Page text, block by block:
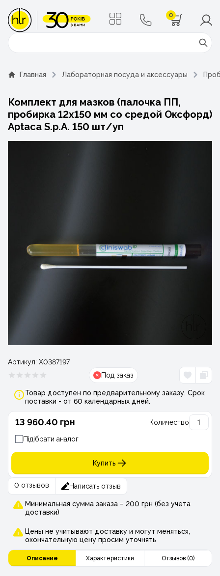
0
Поиск
Главная Лабораторная посуда и аксессуары
Комплект для мазков (палочка ПП,
пробирка 12х150 мм со средой Оксфорд)
Aptaca S.p.A. 150 шт/уп
Артикул: Х0387197
Под заказ
Товар доступен по предварительному заказу. Срок
поставки - от 60 календарных дней.
13 960.40 грн Количество
Підібрати аналог
Купить
0 отзывов Написать отзыв
Минимальная сумма заказа – 200 грн (без учета
доставки)
Цены не учитывают доставку и могут меняться,
окончательную цену просим уточнять
Описание Характеристики Отзывов (0)